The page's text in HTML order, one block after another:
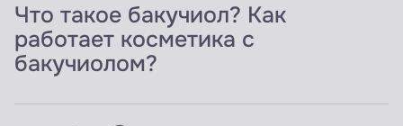
Что такое бакучиол? Как
работает косметика с
бакучиолом?